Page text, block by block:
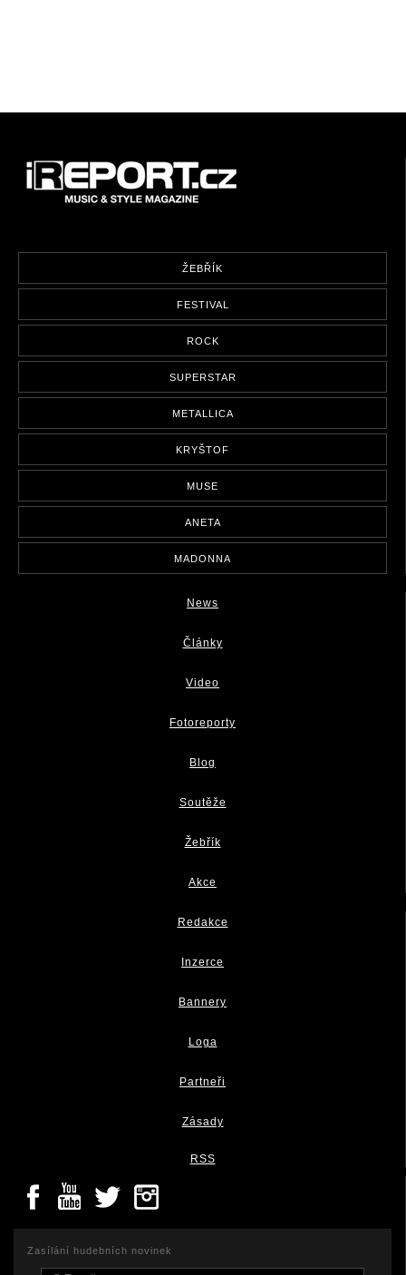
ŽEBŘÍK
FESTIVAL
ROCK
SUPERSTAR
METALLICA
KRYŠTOF
MUSE
ANETA
MADONNA
News
Články
Video
Fotoreporty
Blog
Soutěže
Žebřík
Akce
Redakce
Inzerce
Bannery
Loga
Partneři
Zásady
RSS
Zasílání hudebních novinek